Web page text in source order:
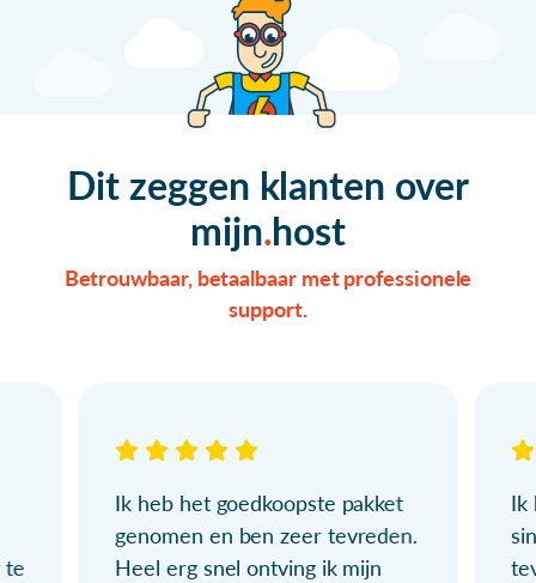
Dit zeggen klanten over
mijn host
Betrouwbaar, betaalbaar met professionele
support.
te
Ik heb het goedkoopste pakket
genomen en ben zeer tevreden.
Heel erg snel ontving ik mijn
Ik